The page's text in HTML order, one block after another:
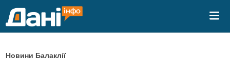
P
Новини Балаклії